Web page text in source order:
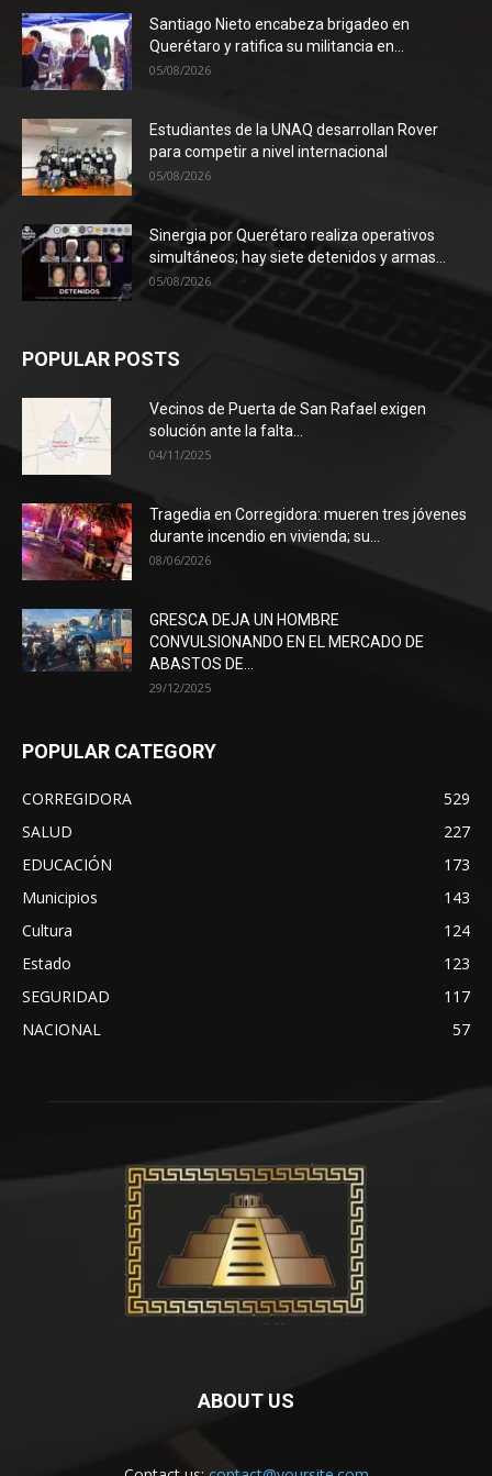
Santiago Nieto encabeza brigadeo en
Querétaro y ratifica su militancia en...
05/08/2026
Estudiantes de la UNAQ desarrollan Rover
para competir a nivel internacional
05/08/2026
Sinergia por Querétaro realiza operativos
simultáneos; hay siete detenidos y armas...
05/08/2026
POPULAR POSTS
Vecinos de Puerta de San Rafael exigen
solución ante la falta...
04/11/2025
Tragedia en Corregidora: mueren tres jóvenes
durante incendio en vivienda; su...
08/06/2026
GRESCA DEJA UN HOMBRE
CONVULSIONANDO EN EL MERCADO DE
ABASTOS DE...
29/12/2025
POPULAR CATEGORY
CORREGIDORA
529
SALUD
227
EDUCACIÓN
173
Municipios
143
Cultura
124
Estado
123
SEGURIDAD
117
NACIONAL
57
ABOUT US